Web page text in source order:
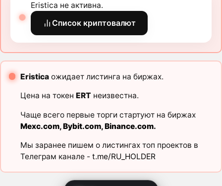
Eristica не активна.
Список криптовалют
Eristicaожидает листинга на биржах.
Цена на токен ERT неизвестна.
Чаще всего первые торги стартуют на биржах
Mexc.com,Bybit.com,Binance.com.
Мы заранее пишем о листингах топ проектов в
Телеграм канале - t.me/RU_HOLDER